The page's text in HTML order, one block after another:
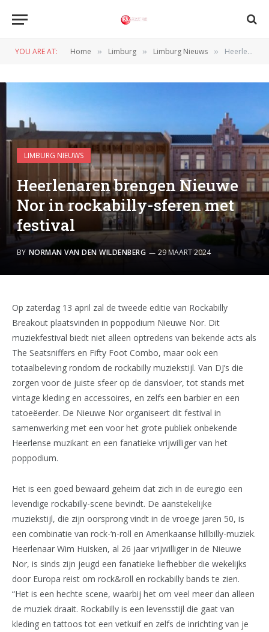
YOU ARE AT: Home » Limburg » Limburg Nieuws » Heerlenaren brengen Nieuwe Nor in rockabilly-sferen met festival
LIMBURG NIEUWS
Heerlenaren brengen Nieuwe
Nor in rockabilly-sferen met
festival
BY NORMAN VAN DEN WILDENBERG 29 MAART 2024
Op zaterdag 13 april zal de tweede editie van Rockabilly
Breakout plaatsvinden in poppodium Nieuwe Nor. Dit
muziekfestival biedt niet alleen optredens van bekende acts als
The Seatsniffers en Fifty Foot Combo, maar ook een
totaalbeleving rondom de rockabilly muziekstijl. Van DJ’s die
zorgen voor de juiste sfeer op de dansvloer, tot stands met
vintage kleding en accessoires, en zelfs een barbier en een
tatoeëerder. De Nieuwe Nor organiseert dit festival in
samenwerking met een voor het grote publiek onbekende
Heerlense muzikant en een fanatieke vrijwilliger van het
poppodium.
Het is een goed bewaard geheim dat zich in de euregio een
levendige rockabilly-scene bevindt. De aanstekelijke
muziekstijl, die zijn oorsprong vindt in de vroege jaren 50, is
een combinatie van rock-‘n-roll en Amerikaanse hillbilly-muziek.
Heerlenaar Wim Huisken, al 26 jaar vrijwilliger in de Nieuwe
Nor, is sinds zijn jeugd een fanatieke liefhebber die wekelijks
door Europa reist om rock&roll en rockabilly bands te zien.
“Het is een hechte scene, waarbij het om veel meer dan alleen
de muziek draait. Rockabilly is een levensstijl die gaat van
kleding en tattoos tot een vetkuif en zelfs de inrichting van je